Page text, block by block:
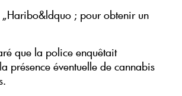
„Haribo&ldquo ; pour obtenir un
que la police enquêtait
présence éventuelle de cannabis